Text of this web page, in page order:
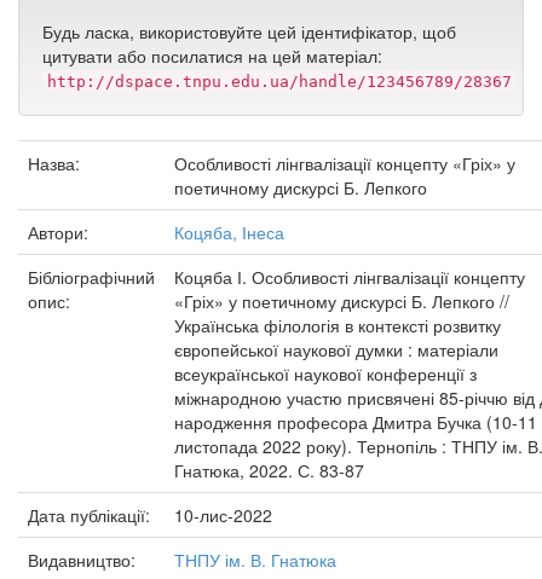
Будь ласка, використовуйте цей ідентифікатор, щоб
цитувати або посилатися на цей матеріал:
http://dspace.tnpu.edu.ua/handle/123456789/28367
Назва:
Особливості лінгвалізації концепту «Гріх» у
поетичному дискурсі Б. Лепкого
Автори:
Коцяба, Інеса
Бібліографічний
опис:
Коцяба І. Особливості лінгвалізації концепту
«Гріх» у поетичному дискурсі Б. Лепкого //
Українська філологія в контексті розвитку
європейської наукової думки : матеріали
всеукраїнської наукової конференції з
міжнародною участю присвячені 85-річчю від
народження професора Дмитра Бучка (10-11
листопада 2022 року). Тернопіль : ТНПУ ім. В.
Гнатюка, 2022. С. 83-87
Дата публікації:
10-лис-2022
Видавництво:
ТНПУ ім. В. Гнатюка